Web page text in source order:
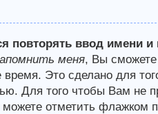
повторять ввод имени и
меня, Вы сможете
Это сделано для
Для того чтобы Вам не
отметить флажком